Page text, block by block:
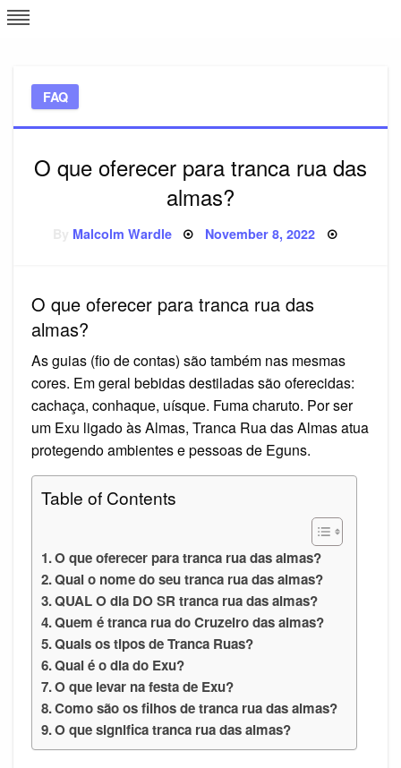
Skip
to
FAQ
O que oferecer para tranca rua das
almas?
Malcolm Wardle Posted
November 8, 2022
O que oferecer para tranca rua das
almas?
As guias (fio de contas) são também nas mesmas
cores. Em geral bebidas destiladas são oferecidas:
cachaça, conhaque, uísque. Fuma charuto. Por ser
um Exu ligado às Almas, Tranca Rua das Almas atua
protegendo ambientes e pessoas de Eguns.
Table of Contents
O que oferecer para tranca rua das almas?
Qual o nome do seu tranca rua das almas?
QUAL O dia DO SR tranca rua das almas?
Quem é tranca rua do Cruzeiro das almas?
Quais os tipos de Tranca Ruas?
Qual é o dia do Exu?
O que levar na festa de Exu?
Como são os filhos de tranca rua das almas?
O que significa tranca rua das almas?